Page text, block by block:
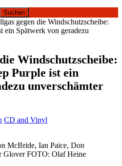
gegen die Windschutzscheibe:
ein Spätwerk von geradezu
Windschutzscheibe:
Purple ist ein
unverschämter
CD and Vinyl
McBride, Ian Paice, Don
Glover FOTO: Olaf Heine